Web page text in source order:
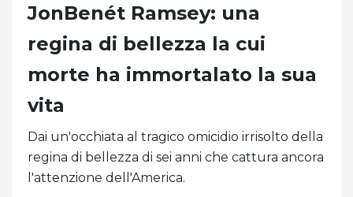
JonBenét Ramsey: una
regina di bellezza la cui
morte ha immortalato la sua
vita
Dai un'occhiata al tragico omicidio irrisolto della
regina di bellezza di sei anni che cattura ancora
l'attenzione dell'America.